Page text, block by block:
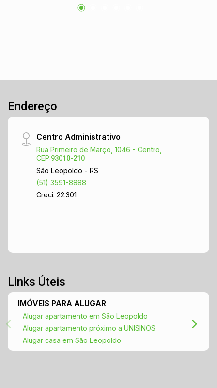
Endereço
Centro Administrativo
Rua Primeiro de Março, 1046 - Centro,
CEP:93010-210
São Leopoldo - RS
(51) 3591-8888
Creci: 22.301
Links Úteis
IMÓVEIS PARA ALUGAR
Alugar apartamento em São Leopoldo
Alugar apartamento próximo a UNISINOS
Alugar casa em São Leopoldo